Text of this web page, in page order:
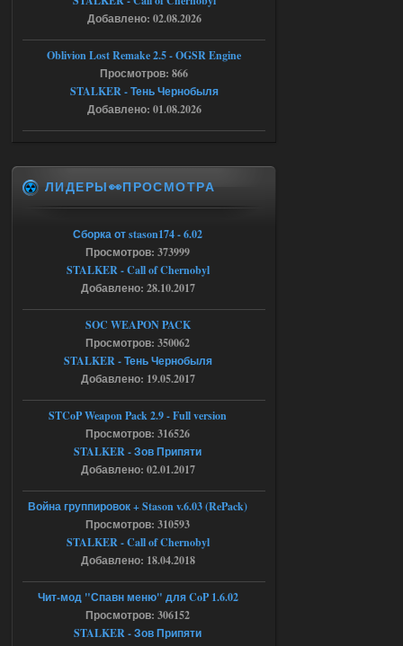
наверное вы правы придется ожидать
Ответить ➤
05.08.2026
Тайна Зоны - Remaster 2026
Stalker-Mods-Clan-su
Ответить ➤
05.08.2026
AndreySA
[05.08.26
20:23:10.934] [17468]
[error]Expression : FATAL ERROR
[error]Function :
CScriptEngine::lua_pcall_failed
[error]File : D:\a\OGSR-
Engine\OGSR-
Engine\ogsr_engine\COMMON_AI\scrip
t_engine.cpp
[error]Line : 75
[error]Description :
[CScriptEngine::lua_pcall_failed]: ... -
shadow of
chernobyl\gamedata\scripts\xr_camper.sc
ript:510: attempt to index local 'manager'
(a nil value)
Вылет после захода в Припять.
Ответить ➤
Скованные одной цепью
18:37
r4908778
с избавлением от баласта,
доходяга.
Добавлено: 02.08.2026
Oblivion Lost Remake 2.5 - OGSR Engine
Просмотров: 866
STALKER - Тень Чернобыля
Добавлено: 01.08.2026
ЛИДЕРЫ👀ПРОСМОТРА
Сборка от stason174 - 6.02
Просмотров: 373999
STALKER - Call of Chernobyl
Добавлено: 28.10.2017
SOC WEAPON PACK
Просмотров: 350062
STALKER - Тень Чернобыля
Добавлено: 19.05.2017
STCoP Weapon Pack 2.9 - Full version
Просмотров: 316526
STALKER - Зов Припяти
Добавлено: 02.01.2017
Война группировок + Stason v.6.03 (RePack)
Просмотров: 310593
STALKER - Call of Chernobyl
Добавлено: 18.04.2018
Чит-мод "Спавн меню" для CoP 1.6.02
Просмотров: 306152
STALKER - Зов Припяти